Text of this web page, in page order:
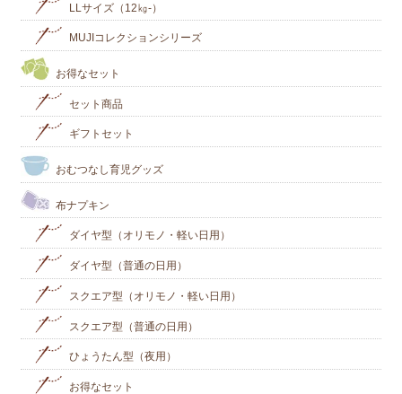
LLサイズ（12㎏-）
MUJIコレクションシリーズ
お得なセット
セット商品
ギフトセット
おむつなし育児グッズ
布ナプキン
ダイヤ型（オリモノ・軽い日用）
ダイヤ型（普通の日用）
スクエア型（オリモノ・軽い日用）
スクエア型（普通の日用）
ひょうたん型（夜用）
お得なセット